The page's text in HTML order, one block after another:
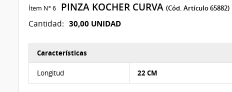
Ítem Nº 6PINZA KOCHER CURVA (Cód. Artículo 65882)
Cantidad: 30,00 UNIDAD
Características del Ítem Nº 6
Características
Longitud 22 CM